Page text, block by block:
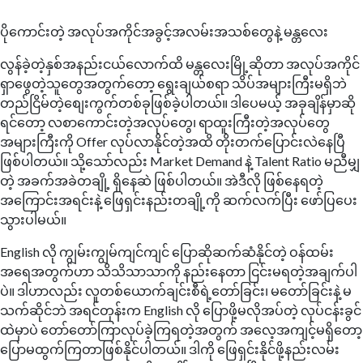
ပိုကောင်းတဲ့ အလုပ်အကိုင်အခွင့်အလမ်းအသစ်တွေနဲ့ မန္တလေး
လွန်ခဲ့တဲ့နှစ်အနည်းငယ်လောက်ထိ မန္တလေးမြို့ဆိုတာ အလုပ်အကိုင်
ရှာဖွေတဲ့သူတွေအတွက်တော့ ရွေးချယ်စရာ သိပ်အများကြီးမရှိဘဲ
တည်ငြိမ်တဲ့စျေးကွက်တစ်ခုဖြစ်ခဲ့ပါတယ်။ ဒါပေမယ့် အခုချိန်မှာဆို
ရင်တော့ လစာကောင်းတဲ့အလုပ်တွေ၊ ရာထူးကြီးတဲ့အလုပ်တွေ
အများကြီးကို Offer လုပ်လာနိုင်တဲ့အထိ တိုးတက်ပြောင်းလဲနေပြီ
ဖြစ်ပါတယ်။ သို့သော်လည်း Market Demand နဲ့ Talent Ratio မညီမျှ
တဲ့ အခက်အခဲတချို့ ရှိနေဆဲ ဖြစ်ပါတယ်။ အဲဒီလို ဖြစ်နေရတဲ့
အကြောင်းအရင်းနဲ့ ဖြေရှင်းနည်းတချို့ကို ဆက်လက်ပြီး ဖော်ပြပေး
သွားပါမယ်။
English လို ကျွမ်းကျွမ်ကျင်ကျင် ပြောဆိုဆက်ဆံနိုင်တဲ့ ဝန်ထမ်း
အရေအတွက်ဟာ သိသိသာသာကို နည်းနေတာ ငြင်းမရတဲ့အချက်ပါ
ပဲ။ ဒါဟာလည်း လူတစ်ယောက်ချင်းစီရဲ့တော်ခြင်း၊ မတော်ခြင်းနဲ့ မ
သက်ဆိုင်ဘဲ အရင်တုန်းက English လို ပြောဖို့မလိုအပ်တဲ့ လုပ်ငန်းခွင်
ထဲမှာပဲ တော်တော်ကြာလုပ်ခဲ့ကြရတဲ့အတွက် အလေ့အကျင့်မရှိတော့
ပြောမထွက်ကြတာဖြစ်နိုင်ပါတယ်။ ဒါကို ဖြေရှင်းနိုင်ဖို့နည်းလမ်း